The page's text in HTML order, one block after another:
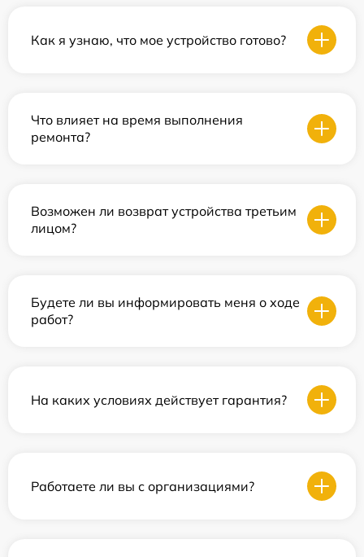
Как я узнаю, что мое устройство готово?
Что влияет на время выполнения
ремонта?
Возможен ли возврат устройства третьим
лицом?
Будете ли вы информировать меня о ходе
работ?
На каких условиях действует гарантия?
Работаете ли вы с организациями?